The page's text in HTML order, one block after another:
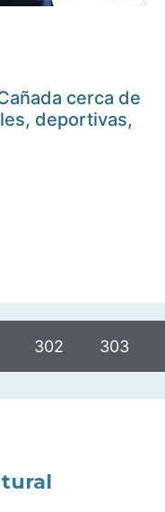
cerca de
deportivas,
302 303